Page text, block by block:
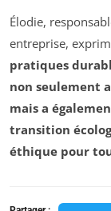
Élodie,
entreprise,
pratiques
non seulement
mais a
transition
éthique pour